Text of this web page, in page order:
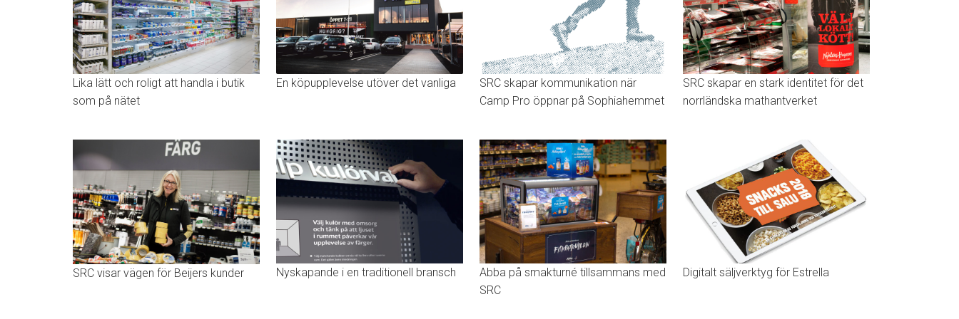
Lika lätt och roligt att handla i butik
som på nätet
En köpupplevelse utöver det vanliga
SRC skapar kommunikation när
Camp Pro öppnar på Sophiahemmet
SRC skapar en stark identitet för det
norrländska mathantverket
SRC visar vägen för Beijers kunder Nyskapande i en traditionell bransch
Abba på smakturné tillsammans med
SRC
Digitalt säljverktyg för Estrella